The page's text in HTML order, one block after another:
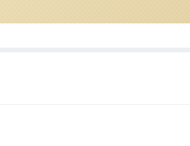
答网站的知乎首次“破